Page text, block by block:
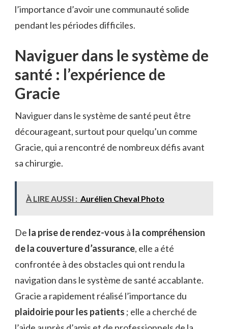
l’importance d’avoir une communauté solide
pendant les périodes difficiles.
Naviguer dans le système de
santé : l’expérience de
Gracie
Naviguer dans le système de santé peut être
décourageant, surtout pour quelqu’un comme
Gracie, qui a rencontré de nombreux défis avant
sa chirurgie.
À LIRE AUSSI : Aurélien Cheval Photo
De la prise de rendez-vous à la compréhension
de la couverture d’assurance, elle a été
confrontée à des obstacles qui ont rendu la
navigation dans le système de santé accablante.
Gracie a rapidement réalisé l’importance du
plaidoirie pour les patients ; elle a cherché de